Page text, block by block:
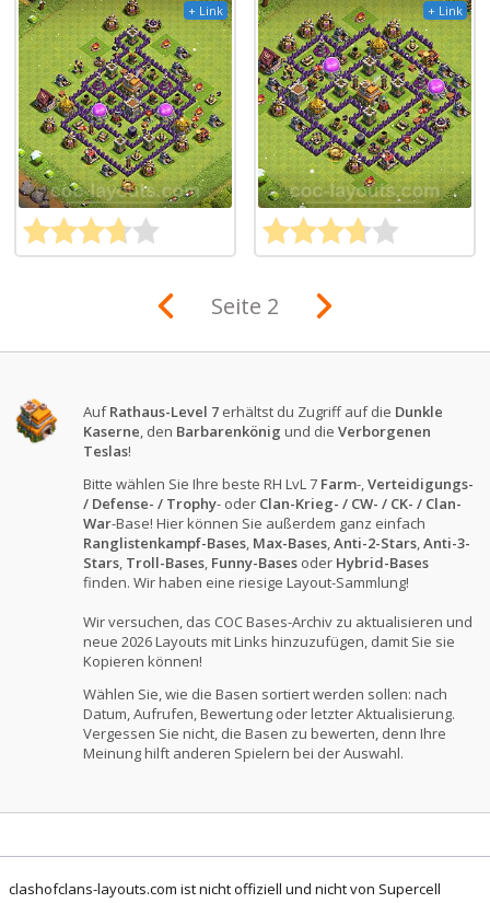
+ Link + Link
Seite 2
AufRathaus-Level 7 erhältst du Zugriff auf die Dunkle
Kaserne, den Barbarenkönig und dieVerborgenen
Teslas!
Bitte wählen Sie Ihre beste RH LvL 7 Farm-,Verteidigungs-
/ Defense- / Trophy- oder Clan-Krieg- / CW- / CK- / Clan-
War-Base! Hier können Sie außerdem ganz einfach
Ranglistenkampf-Bases, Max-Bases,Anti-2-Stars,Anti-3-
Stars, Troll-Bases, Funny-Bases oder Hybrid-Bases
finden. Wir haben eine riesige Layout-Sammlung!
Wir versuchen, das COC Bases-Archiv zu aktualisieren und
neue 2026 Layouts mit Links hinzuzufügen, damit Sie sie
Kopieren können!
Wählen Sie, wie die Basen sortiert werden sollen: nach
Datum, Aufrufen, Bewertung oder letzter Aktualisierung.
Vergessen Sie nicht, die Basen zu bewerten, denn Ihre
Meinung hilft anderen Spielern bei der Auswahl.
clashofclans-layouts.com ist nicht offiziell und nicht von Supercell